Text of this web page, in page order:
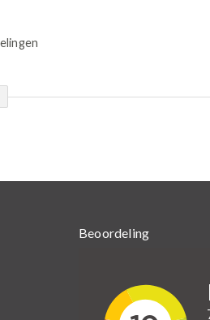
Beoordeling